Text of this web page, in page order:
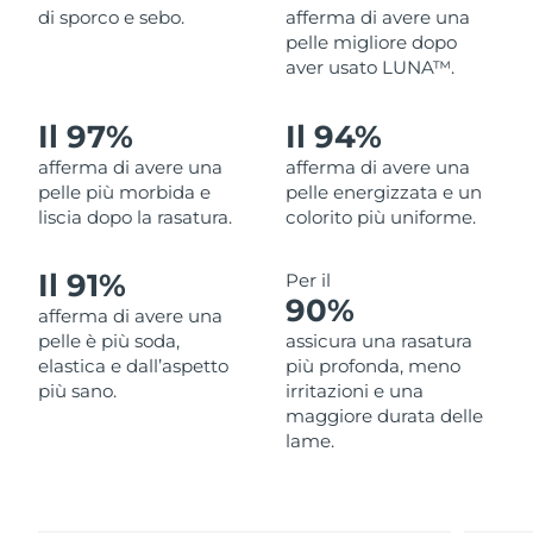
di sporco e sebo.
afferma di avere una
pelle migliore dopo
aver usato LUNA™.
Il 97%
afferma di avere una
pelle più morbida e
liscia dopo la rasatura.
Il 94%
afferma di avere una
pelle energizzata e un
colorito più uniforme.
Il 91%
afferma di avere una
pelle è più soda,
elastica e dall’aspetto
più sano.
Per il
90%
assicura una rasatura
più profonda, meno
irritazioni e una
maggiore durata delle
lame.
Filippine Consegna stimata8/11/26
Consegna stimata 8/9/26
Portogallo Consegna stimata
Portorico Consegna stimata8/10/26
Riunione Consegna stimata
Romania Consegna stimata8/8/26
Consegna stimata 8/16/26